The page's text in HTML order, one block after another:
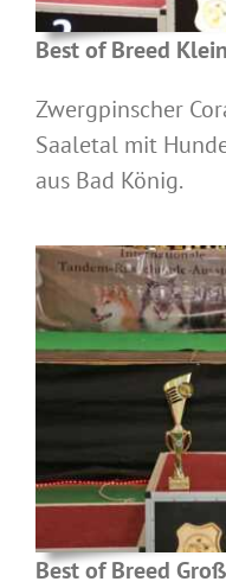
Best of Breed
Zwergpinscher
Saaletal mit
aus Bad König.
Best of Breed